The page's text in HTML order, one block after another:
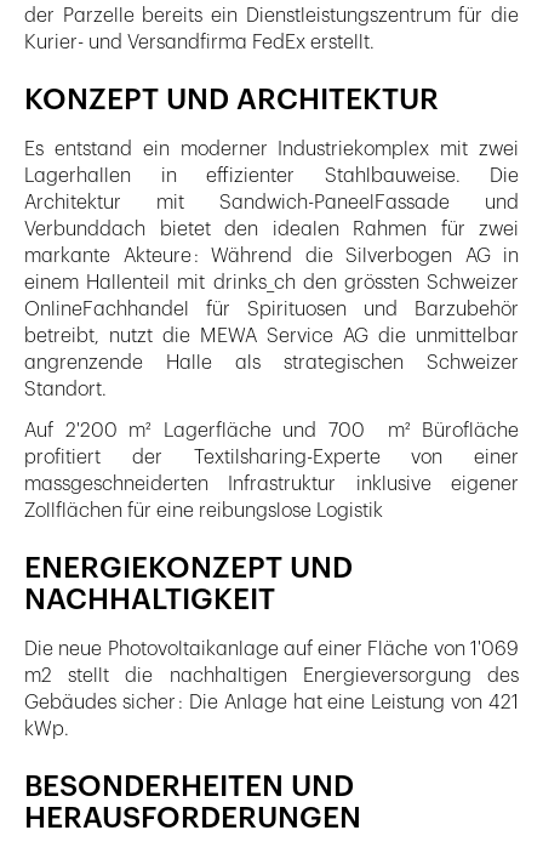
der Parzelle bereits ein Dienstleistungszentrum für die
Kurier- und Versandfirma FedEx erstellt.
KONZEPT UND ARCHITEKTUR
Es entstand ein moderner Industriekomplex mit zwei
Lagerhallen in effizienter Stahlbauweise. Die
Architektur mit Sandwich-PaneelFassade und
Verbunddach bietet den idealen Rahmen für zwei
markante Akteure : Während die Silverbogen AG in
einem Hallenteil mit drinks_ch den grössten Schweizer
OnlineFachhandel für Spirituosen und Barzubehör
betreibt, nutzt die MEWA Service AG die unmittelbar
angrenzende Halle als strategischen Schweizer
Standort.
Auf 2'200 m² Lagerfläche und 700 m² Bürofläche
profitiert der Textilsharing-Experte von einer
massgeschneiderten Infrastruktur inklusive eigener
Zollflächen für eine reibungslose Logistik
ENERGIEKONZEPT UND
NACHHALTIGKEIT
Die neue Photovoltaikanlage auf einer Fläche von 1'069
m2 stellt die nachhaltigen Energieversorgung des
Gebäudes sicher : Die Anlage hat eine Leistung von 421
kWp.
BESONDERHEITEN UND
HERAUSFORDERUNGEN